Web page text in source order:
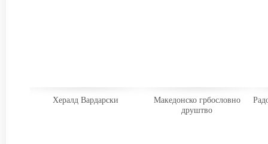
Хералд Вардарски
Македонско грбословно
друштво